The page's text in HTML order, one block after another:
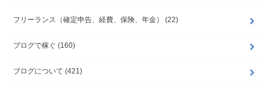
フリーランス（確定申告、経費、保険、年金） (22)
ブログで稼ぐ (160)
ブログについて (421)